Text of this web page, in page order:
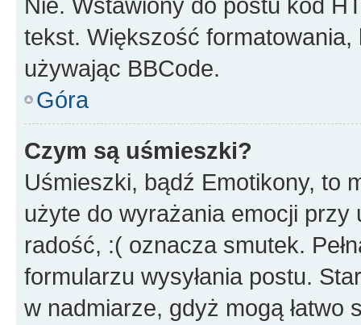
tekst. Większość
używając BBCode.
Góra
Czym są uśmieszki?
Uśmieszki, bądź Emotikony, to
użyte do wyrażania emocji
radość, :( oznacza smutek.
formularzu wysyłania postu.
w nadmiarze, gdyż mogą